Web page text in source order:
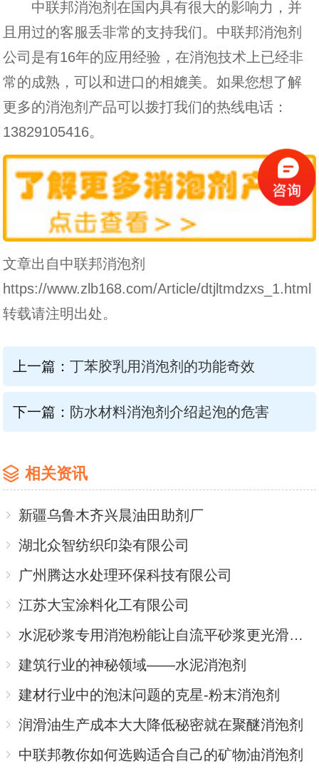
中联邦消泡剂在国内具有很大的影响力，并
且用过的客服丢非常的支持我们。中联邦消泡剂
公司是有16年的应用经验，在消泡技术上已经非
常的成熟，可以和进口的相媲美。如果您想了解
更多的消泡剂产品可以拨打我们的热线电话：
13829105416。
文章出自中联邦消泡剂
https://www.zlb168.com/Article/dtjltmdzxs_1.html
转载请注明出处。
上一篇： 丁苯胶乳用消泡剂的功能奇效
下一篇： 防水材料消泡剂介绍起泡的危害
相关资讯
新疆乌鲁木齐兴晨油田助剂厂
湖北众智纺织印染有限公司
广州腾达水处理环保科技有限公司
江苏大宝涂料化工有限公司
水泥砂浆专用消泡粉能让自流平砂浆更光滑更长寿吗
建筑行业的神秘领域——水泥消泡剂
建材行业中的泡沫问题的克星-粉末消泡剂
润滑油生产成本大大降低秘密就在聚醚消泡剂
中联邦教你如何选购适合自己的矿物油消泡剂